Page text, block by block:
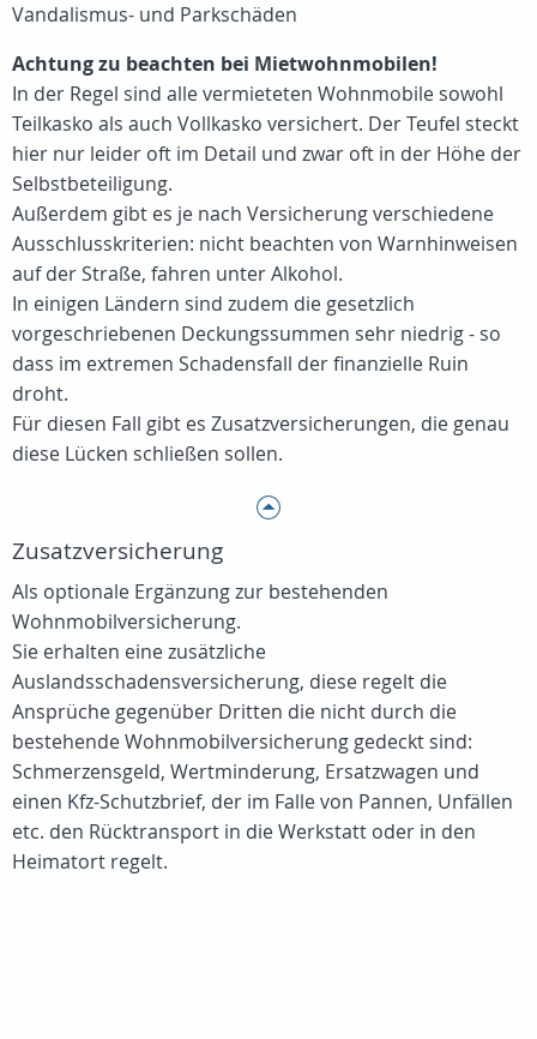
Vandalismus- und Parkschäden
Achtung zu beachten bei Mietwohnmobilen!
In der Regel sind alle vermieteten Wohnmobile sowohl
Teilkasko als auch Vollkasko versichert. Der Teufel steckt
hier nur leider oft im Detail und zwar oft in der Höhe der
Selbstbeteiligung.
Außerdem gibt es je nach Versicherung verschiedene
Ausschlusskriterien: nicht beachten von Warnhinweisen
auf der Straße, fahren unter Alkohol.
In einigen Ländern sind zudem die gesetzlich
vorgeschriebenen Deckungssummen sehr niedrig - so
dass im extremen Schadensfall der finanzielle Ruin
droht.
Für diesen Fall gibt es Zusatzversicherungen, die genau
diese Lücken schließen sollen.
Zusatzversicherung
Als optionale Ergänzung zur bestehenden
Wohnmobilversicherung.
Sie erhalten eine zusätzliche
Auslandsschadensversicherung, diese regelt die
Ansprüche gegenüber Dritten die nicht durch die
bestehende Wohnmobilversicherung gedeckt sind:
Schmerzensgeld, Wertminderung, Ersatzwagen und
einen Kfz-Schutzbrief, der im Falle von Pannen, Unfällen
etc. den Rücktransport in die Werkstatt oder in den
Heimatort regelt.